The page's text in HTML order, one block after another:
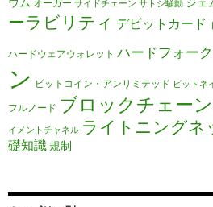
オーガー サイドチェーン サトシ騒動
ーラビリティ デビットカード
ハードウェアウォレット ハードフォーク
ン ビットコイン・アンリミテッド ビットネ
フルノード ブロックチェーン
イメントチャネル ライトニングネ
礎知識規制